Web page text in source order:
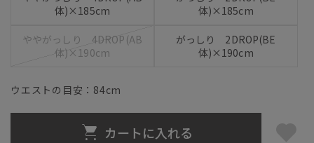
体)×185cm
体)×185cm
ややがっしり 4DROP(AB
体)×190cm
がっしり 2DROP(BE
体)×190cm
ウエストの目安： 84cm
カートに入れる